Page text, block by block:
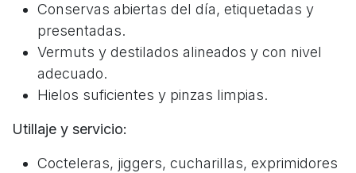
Conservas abiertas del día, etiquetadas y
presentadas.
Vermuts y destilados alineados y con nivel
adecuado.
Hielos suficientes y pinzas limpias.
Utillaje y servicio:
Cocteleras, jiggers, cucharillas, exprimidores